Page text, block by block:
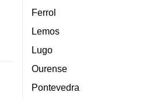
Ferrol
Lemos
Lugo
Ourense
Pontevedra